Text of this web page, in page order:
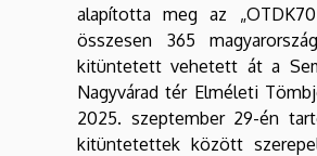
alapította meg az
összesen 365
kitüntetett vehetett át a
Nagyvárad tér Elméleti
2025. szeptember 29-én
kitüntetettek között